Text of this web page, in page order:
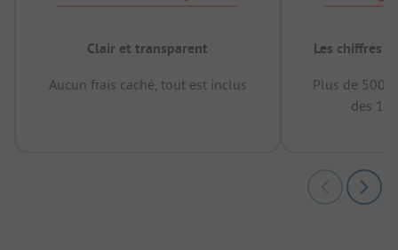
Clair et transparent
Aucun frais caché, tout est inclus
Les chiffres
Plus de
des 12